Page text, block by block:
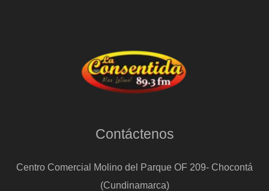
Contáctenos
Centro Comercial Molino del Parque OF 209- Chocontá
(Cundinamarca)